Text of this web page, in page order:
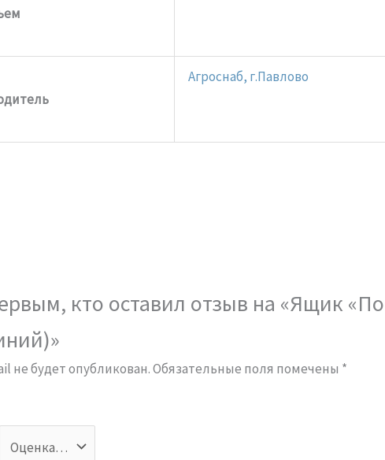
Агроснаб, г.Павлово
кто оставил отзыв на «Ящик
не будет опубликован.Обязательные поля помечены *